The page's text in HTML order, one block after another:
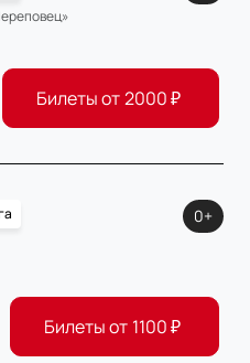
Билеты от2000₽
0+
Билеты от 1100₽